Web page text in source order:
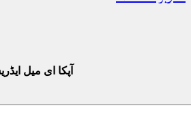
آپکا ای میل